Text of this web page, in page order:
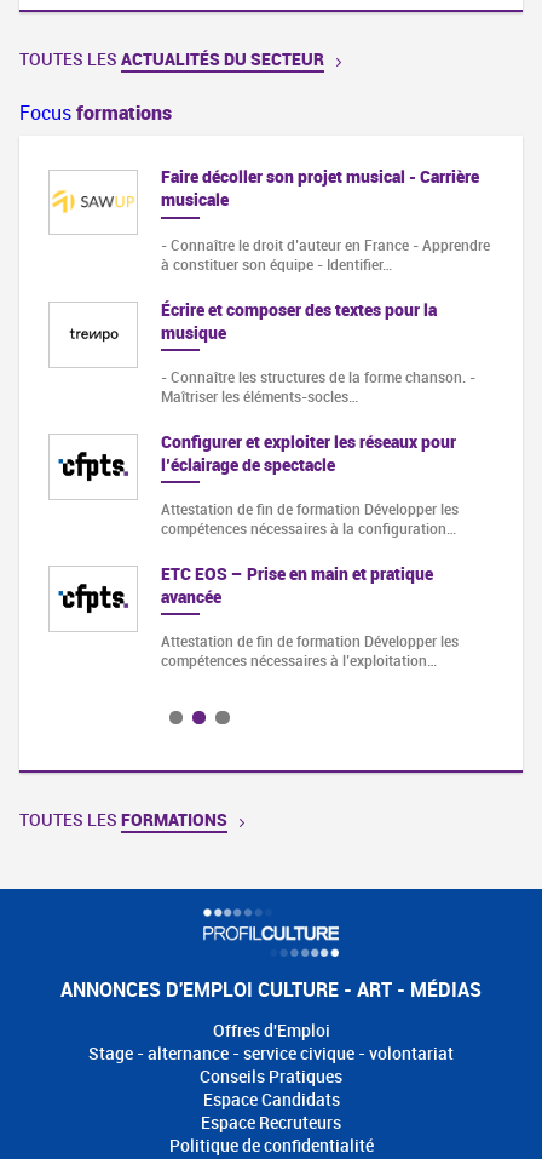
TOUTES LES ACTUALITÉS DU SECTEUR
Focusformations
- Carrière
pour
Développer son projet musical à l’heure du
numérique
Attestation d'assiduité Objectifs : Comprendre
l'environnement numérique actuel…
Costumier.ère
fondamentaux des métiers du costume.…
appliqués
1ère année de Bachelor Design (Première
année commune des cycles Bachelor Design
La 1re année de Bachelor Design permet d’aborder
TOUTES LES FORMATIONS
ANNONCES D'EMPLOI CULTURE - ART - MÉDIAS
Offres d'Emploi
Stage - alternance - service civique - volontariat
Conseils Pratiques
Espace Candidats
Espace Recruteurs
Politique de confidentialité